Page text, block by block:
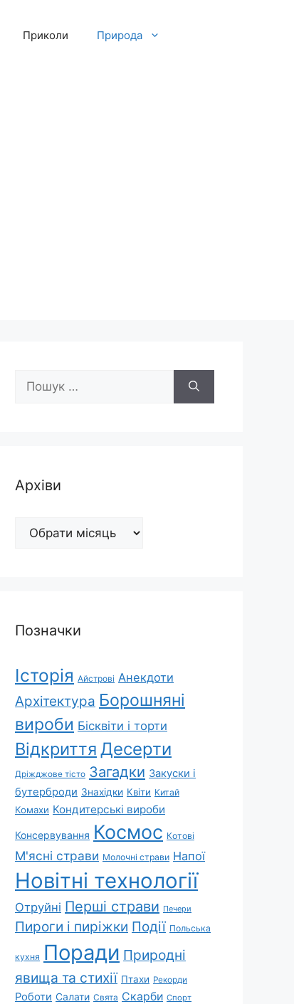
Приколи Природа
Пошук:
Архіви
Архіви
Позначки
Історія Айстрові Анекдоти
Архітектура Борошняні
вироби Бісквіти і торти
Відкриття Десерти
Дріжджове тісто Загадки Закуски і
бутерброди Знахідки Квіти Китай
Комахи Кондитерські вироби
Консервування Космос Котові
М'ясні страви Молочні страви Напої
Новітні технології
Отруйні Перші страви Печери
Пироги і пиріжки Події Польська
кухня Поради Природні
явища та стихії Птахи Рекорди
Роботи Салати Свята Скарби Спорт